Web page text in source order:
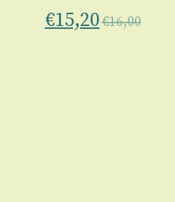
€15,20€16,00